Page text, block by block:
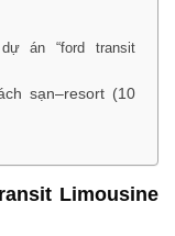
án “ford transit
sạn–resort (10
Limousine